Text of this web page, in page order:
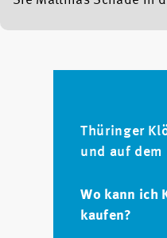
Thüringer
und auf dem
Wo kann ich
kaufen?